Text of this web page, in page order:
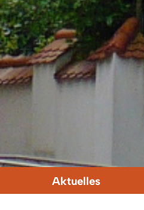
Aktuelles